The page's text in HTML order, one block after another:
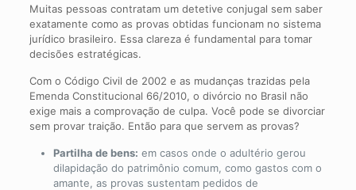
Muitas pessoas contratam um detetive conjugal sem saber
exatamente como as provas obtidas funcionam no sistema
jurídico brasileiro. Essa clareza é fundamental para tomar
decisões estratégicas.
Com o Código Civil de 2002 e as mudanças trazidas pela
Emenda Constitucional 66/2010, o divórcio no Brasil não
exige mais a comprovação de culpa. Você pode se divorciar
sem provar traição. Então para que servem as provas?
Partilha de bens: em casos onde o adultério gerou
dilapidação do patrimônio comum, como gastos com o
amante, as provas sustentam pedidos de